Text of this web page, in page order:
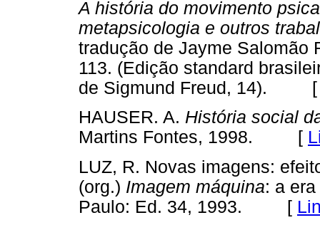
A história do movimento
metapsicologia e outros
tradução de Jayme Salomão
113. (Edição standard
de Sigmund Freud, 14).
HAUSER. A. História social
Martins Fontes, 1998. [
LUZ, R. Novas imagens:
(org.) Imagem máquina: a
Paulo: Ed. 34, 1993. [